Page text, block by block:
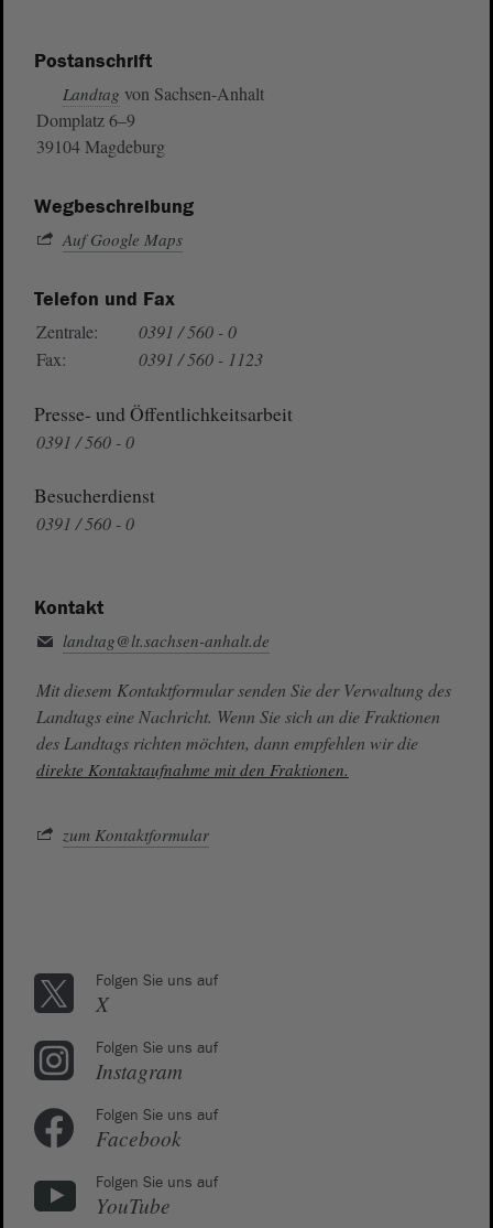
Postanschrift
Landtag von Sachsen-Anhalt
Domplatz 6–9
39104 Magdeburg
Wegbeschreibung
Auf Google Maps
Telefon und Fax
Zentrale:
0391 / 560 - 0
Fax:
0391 / 560 - 1123
Presse- und Öffentlichkeitsarbeit
0391 / 560 - 0
Besucherdienst
0391 / 560 - 0
Kontakt
landtag@lt.sachsen-anhalt.de
Mit diesem Kontaktformular senden Sie der Verwaltung des
Landtags eine Nachricht. Wenn Sie sich an die Fraktionen
des Landtags richten möchten, dann empfehlen wir die
direkte Kontaktaufnahme mit den Fraktionen.
zum Kontaktformular
Folgen Sie uns auf
X
Folgen Sie uns auf
Instagram
Folgen Sie uns auf
Facebook
Folgen Sie uns auf
YouTube